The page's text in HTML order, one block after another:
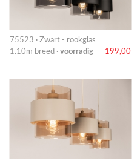
75523 · Zwart - rookglas
1.10m breed · voorradig 199,00